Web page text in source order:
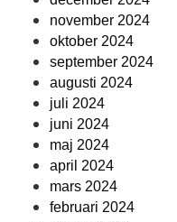
november 2024
oktober 2024
september 2024
augusti 2024
juli 2024
juni 2024
maj 2024
april 2024
mars 2024
februari 2024